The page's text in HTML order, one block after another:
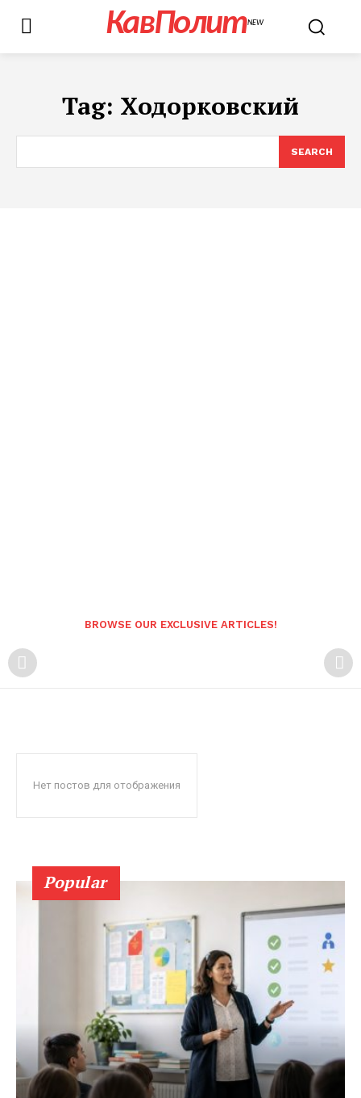
КавПолитNEW
Tag: Ходорковский
SEARCH
BROWSE OUR EXCLUSIVE ARTICLES!
Нет постов для отображения
Popular